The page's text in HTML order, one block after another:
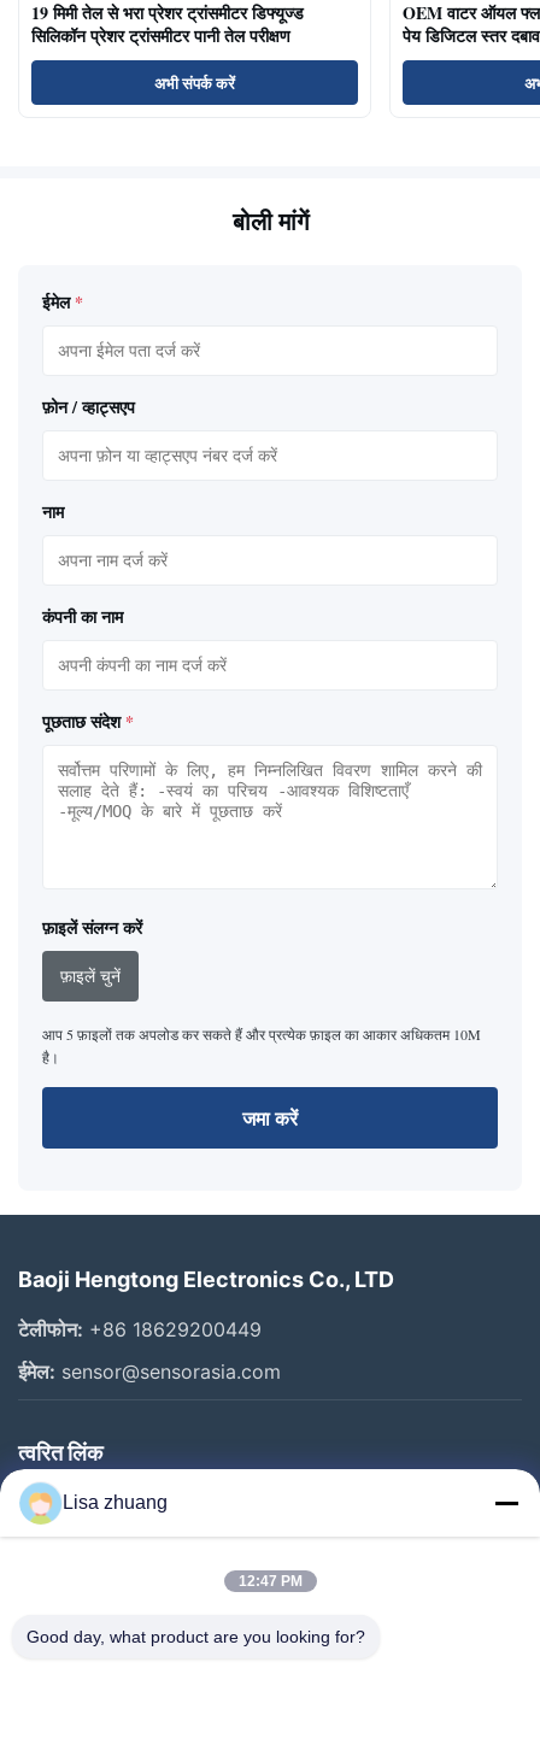
19 मिमी तेल से भरा प्रेशर ट्रांसमीटर डिफ्यूज्ड
सिलिकॉन प्रेशर ट्रांसमीटर पानी तेल परीक्षण
अभी संपर्क करें
OEM वाटर ऑयल
पेय डिजिटल स्तर
बोली मांगें
ईमेल *
फ़ोन / व्हाट्सएप
नाम
कंपनी का नाम
पूछताछ संदेश *
फ़ाइलें संलग्न करें
फ़ाइलें चुनें
आप 5 फ़ाइलों तक अपलोड कर सकते हैं और प्रत्येक फ़ाइल का आकार अधिकतम 10M
है।
जमा करें
Baoji Hengtong Electronics Co., LTD
टेलीफोन: +86 18629200449
ईमेल: sensor@sensorasia.com
त्वरित लिंक
घर
उत्पादों
हमारे बारे में
Lisa zhuang
12:47 PM
Good day, what product are you looking for?